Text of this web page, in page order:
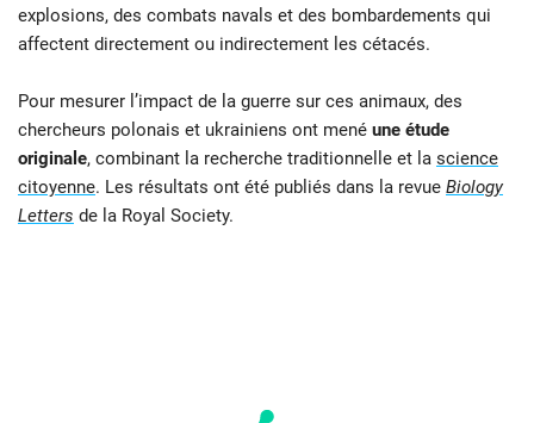
explosions, des combats navals et des bombardements qui
affectent directement ou indirectement les cétacés.
Pour mesurer l’impact de la guerre sur ces animaux, des
chercheurs polonais et ukrainiens ont mené une étude
originale, combinant la recherche traditionnelle et la science
citoyenne. Les résultats ont été publiés dans la revue Biology
Letters de la Royal Society.